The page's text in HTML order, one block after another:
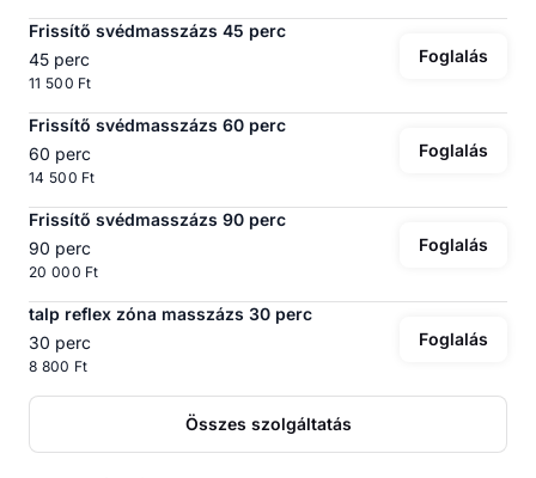
Frissítő svédmasszázs 45 perc
45 perc
11 500 Ft
Foglalás
Frissítő svédmasszázs 60 perc
60 perc
14 500 Ft
Foglalás
Frissítő svédmasszázs 90 perc
90 perc
20 000 Ft
Foglalás
talp reflex zóna masszázs 30 perc
30 perc
8 800 Ft
Foglalás
Összes szolgáltatás